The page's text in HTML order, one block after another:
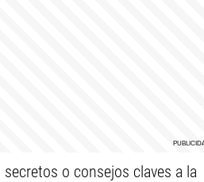
o consejos claves a la